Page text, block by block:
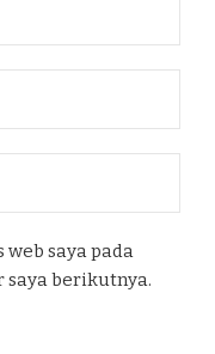
web saya pada
berikutnya.